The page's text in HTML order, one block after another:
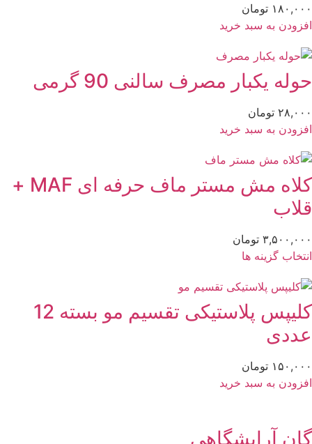
تومان
به سبد خرید
یکبار مصرف سالنی 90 گرمی
تومان
به سبد خرید
کلاه مش مستر ماف حرفه ای MAF +
تومان
گزینه ها
کلیپس پلاستیکی تقسیم مو بسته 12
تومان
به سبد خرید
آرایشگاهی